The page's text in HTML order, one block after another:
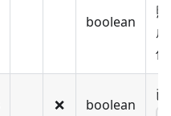
boolean
❌️ boolean